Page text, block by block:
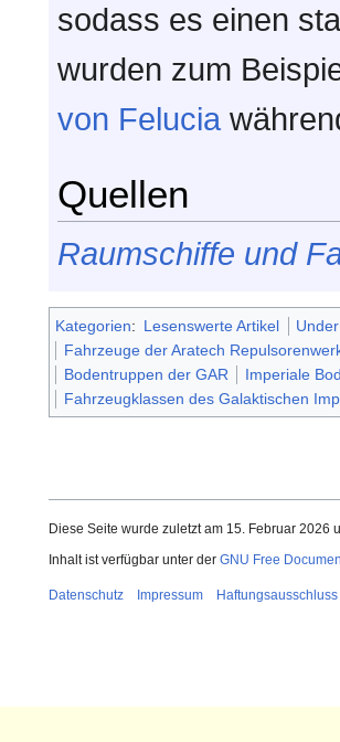
sodass es einen
wurden zum
von Felucia
Quellen
Raumschiffe und
Kategorien: Lesenswerte Artikel
Fahrzeuge der Aratech
Bodentruppen der GAR
Imperiale
Fahrzeugklassen des Galaktischen
Diese Seite wurde zuletzt am 15. Februar 2026
Inhalt ist verfügbar unter der GNU Free
Datenschutz Impressum Haftungsausschluss